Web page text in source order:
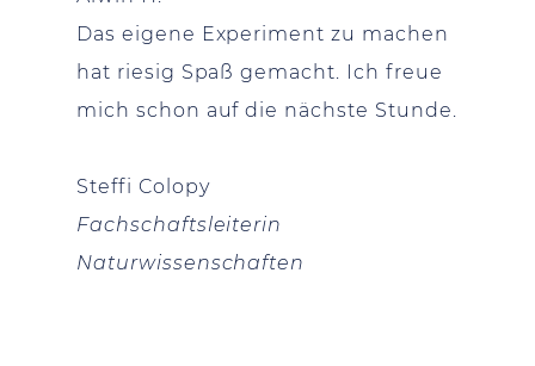
Das eigene Experiment zu machen
hat riesig Spaß gemacht. Ich freue
mich schon auf die nächste Stunde.
Steffi Colopy
Fachschaftsleiterin
Naturwissenschaften